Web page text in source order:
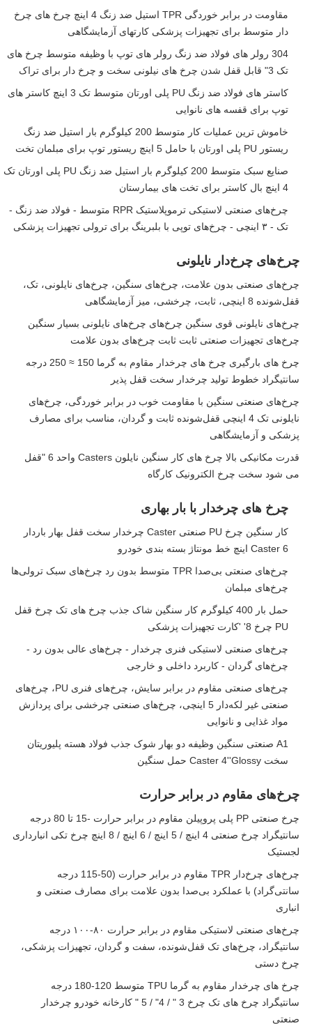
مقاومت در برابر خوردگی TPR استیل ضد زنگ 4 اینچ چرخ های چرخ
دار متوسط برای تجهیزات پزشکی کارتهای آزمایشگاهی
304 رولر های فولاد ضد زنگ رولر های توپ با وظیفه متوسط چرخ های
تک 3" قابل قفل شدن چرخ های نیلونی سخت و چرخ دار برای تراک
کاستر های فولاد ضد زنگ PU پلی اورتان متوسط تک 3 اینچ کاستر های
توپ برای قفسه های نانوایی
خاموش ترین عملیات کار متوسط 200 کیلوگرم بار استیل ضد زنگ
ریستور PU پلی اورتان با حامل 5 اینچ ریستور توپ برای مبلمان تخت
صنایع سبک متوسط 200 کیلوگرم بار استیل ضد زنگ PU پلی اورتان تک
4 اینچ بال کاستر برای تخت های بیمارستان
چرخ‌های صنعتی لاستیکی ترموپلاستیک RPR متوسط ​​- فولاد ضد زنگ -
تک - ۳ اینچی - چرخ‌های توپی با بلبرینگ برای ترولی تجهیزات پزشکی
چرخ‌های چرخ‌دار نایلونی
چرخ‌های صنعتی بدون علامت، چرخ‌های سنگین، چرخ‌های نایلونی، تک،
قفل‌شونده 8 اینچی، ثابت، چرخشی، میز آزمایشگاهی
چرخ‌های نایلونی قوی سنگین چرخ‌های چرخ‌های نایلونی بسیار سنگین
چرخ‌های تجهیزات صنعتی ثابت ثابت چرخ‌های بدون علامت
چرخ های بارگیری چرخ های چرخدار مقاوم به گرما 150 ≈ 250 درجه
سانتیگراد خطوط تولید چرخدار سخت قفل پذیر
چرخ‌های صنعتی سنگین با مقاومت خوب در برابر خوردگی، چرخ‌های
نایلونی تک 4 اینچی قفل‌شونده ثابت و گردان، مناسب برای مصارف
پزشکی و آزمایشگاهی
قدرت مکانیکی بالا چرخ های کار سنگین نایلون Casters واحد 6 "قفل
می شود سخت چرخ الکترونیک کارگاه
چرخ های چرخدار با بار بهاری
کار سنگین چرخ PU صنعتی Caster چرخدار سخت قفل بهار باردار
Caster 6 اینچ خط مونتاژ بسته بندی خودرو
چرخ‌های صنعتی بی‌صدا TPR متوسط بدون رد چرخ‌های سبک ترولی‌ها
چرخ‌های مبلمان
حمل بار 400 کیلوگرم کار سنگین شاک جذب چرخ های تک چرخ قفل
PU چرخ 8' 'کارت تجهیزات پزشکی
چرخ‌های صنعتی لاستیکی فنری چرخدار - چرخ‌های عالی بدون رد -
چرخ‌های گردان - کاربرد داخلی و خارجی
چرخ‌های صنعتی مقاوم در برابر سایش، چرخ‌های فنری PU، چرخ‌های
صنعتی غیر لکه‌دار 5 اینچی، چرخ‌های صنعتی چرخشی برای پردازش
مواد غذایی و نانوایی
A1 صنعتی سنگین وظیفه دو بهار شوک جذب فولاد هسته پلیوریتان
سخت Caster 4''Glossy حمل سنگین
چرخ‌های مقاوم در برابر حرارت
چرخ صنعتی PP پلی پروپیلن مقاوم در برابر حرارت -15 تا 80 درجه
سانتیگراد چرخ صنعتی 4 اینچ / 5 اینچ / 6 اینچ / 8 اینچ چرخ تکی انبارداری
لجستیک
چرخ‌های چرخ‌دار TPR مقاوم در برابر حرارت (50-115 درجه
سانتی‌گراد) با عملکرد بی‌صدا بدون علامت برای مصارف صنعتی و
انباری
چرخ‌های صنعتی لاستیکی مقاوم در برابر حرارت ۸۰-۱۰۰ درجه
سانتیگراد، چرخ‌های تک قفل‌شونده، سفت و گردان، تجهیزات پزشکی،
چرخ دستی
چرخ های چرخدار مقاوم به گرما TPU متوسط 120-180 درجه
سانتیگراد چرخ های تک چرخ 3 " / 4" / 5 " کارخانه خودرو چرخدار
صنعتی